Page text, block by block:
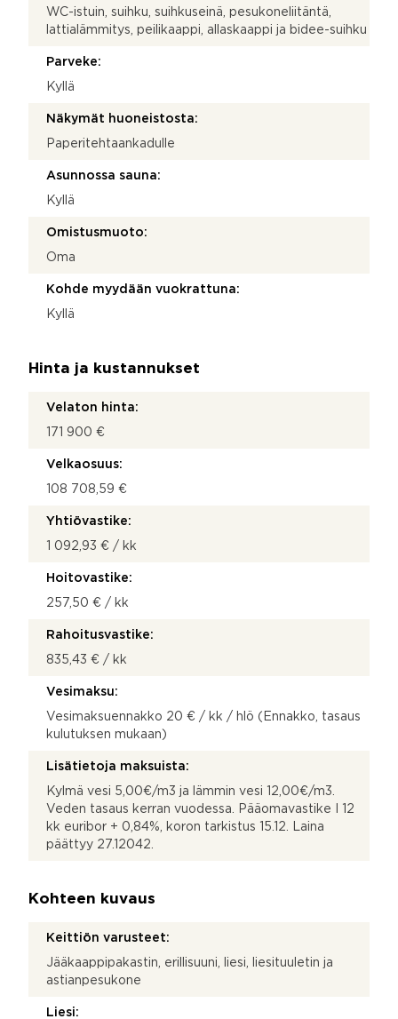
WC-istuin, suihku, suihkuseinä, pesukoneliitäntä,
lattialämmitys, peilikaappi, allaskaappi ja bidee-suihku
Parveke:
Kyllä
Näkymät huoneistosta:
Paperitehtaankadulle
Asunnossa sauna:
Kyllä
Omistusmuoto:
Oma
Kohde myydään vuokrattuna:
Kyllä
Hinta ja kustannukset
Velaton hinta:
171 900 €
Velkaosuus:
108 708,59 €
Yhtiövastike:
1 092,93 € / kk
Hoitovastike:
257,50 € / kk
Rahoitusvastike:
835,43 € / kk
Vesimaksu:
Vesimaksuennakko 20 € / kk / hlö (Ennakko, tasaus
kulutuksen mukaan)
Lisätietoja maksuista:
Kylmä vesi 5,00€/m3 ja lämmin vesi 12,00€/m3.
Veden tasaus kerran vuodessa. Pääomavastike I 12
kk euribor + 0,84%, koron tarkistus 15.12. Laina
päättyy 27.12042.
Kohteen kuvaus
Keittiön varusteet:
Jääkaappipakastin, erillisuuni, liesi, liesituuletin ja
astianpesukone
Liesi: